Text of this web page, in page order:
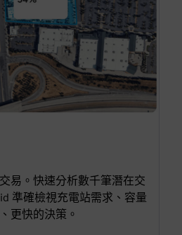
易。快速分析數千筆潛在交
準確檢視充電站需求、容量
更快的決策。